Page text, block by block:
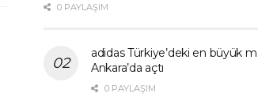
0 PAYLAŞIM
adidas Türkiye’deki en büyük
Ankara’da açtı
0 PAYLAŞIM